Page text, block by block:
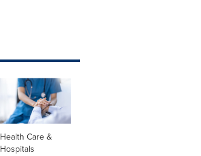
Health Care &
Hospitals